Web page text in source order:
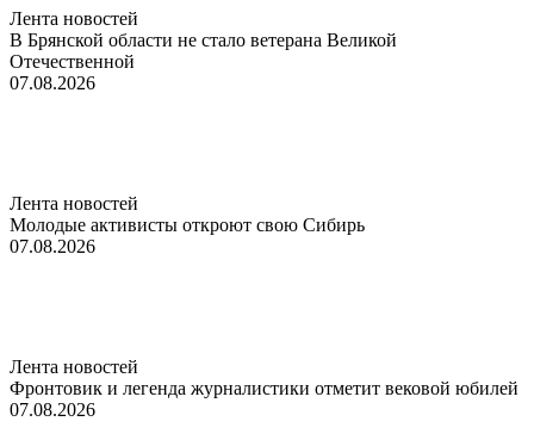
Лента новостей
В Брянской области не стало ветерана Великой
Отечественной
07.08.2026
Лента новостей
Молодые активисты откроют свою Сибирь
07.08.2026
Лента новостей
Фронтовик и легенда журналистики отметит вековой юбилей
07.08.2026